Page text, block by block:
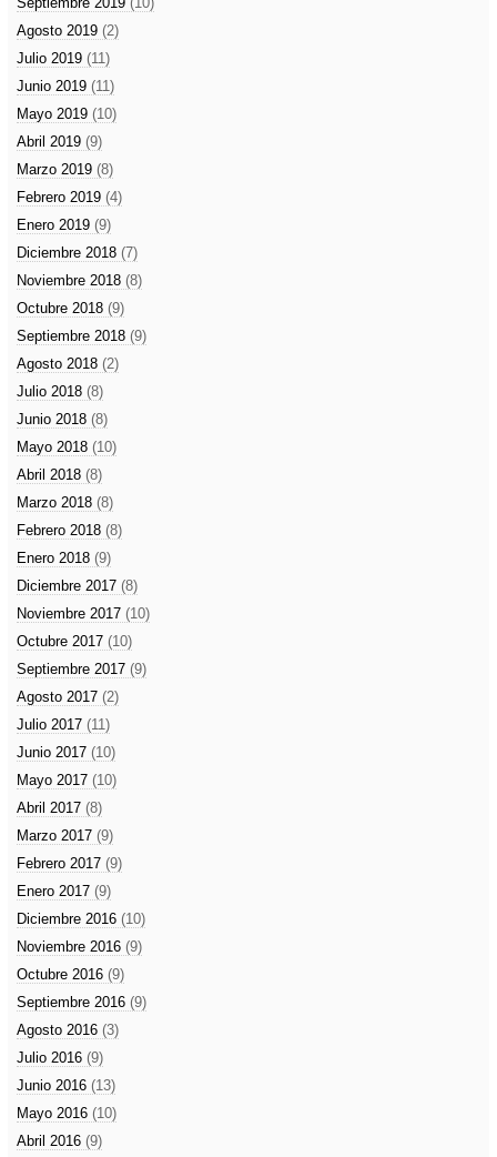
Agosto 2019 (2)
Julio 2019 (11)
Junio 2019 (11)
Mayo 2019 (10)
Abril 2019 (9)
Marzo 2019 (8)
Febrero 2019 (4)
Enero 2019 (9)
Diciembre 2018 (7)
Noviembre 2018 (8)
Octubre 2018 (9)
Septiembre 2018 (9)
Agosto 2018 (2)
Julio 2018 (8)
Junio 2018 (8)
Mayo 2018 (10)
Abril 2018 (8)
Marzo 2018 (8)
Febrero 2018 (8)
Enero 2018 (9)
Diciembre 2017 (8)
Noviembre 2017 (10)
Octubre 2017 (10)
Septiembre 2017 (9)
Agosto 2017 (2)
Julio 2017 (11)
Junio 2017 (10)
Mayo 2017 (10)
Abril 2017 (8)
Marzo 2017 (9)
Febrero 2017 (9)
Enero 2017 (9)
Diciembre 2016 (10)
Noviembre 2016 (9)
Octubre 2016 (9)
Septiembre 2016 (9)
Agosto 2016 (3)
Julio 2016 (9)
Junio 2016 (13)
Mayo 2016 (10)
Abril 2016 (9)